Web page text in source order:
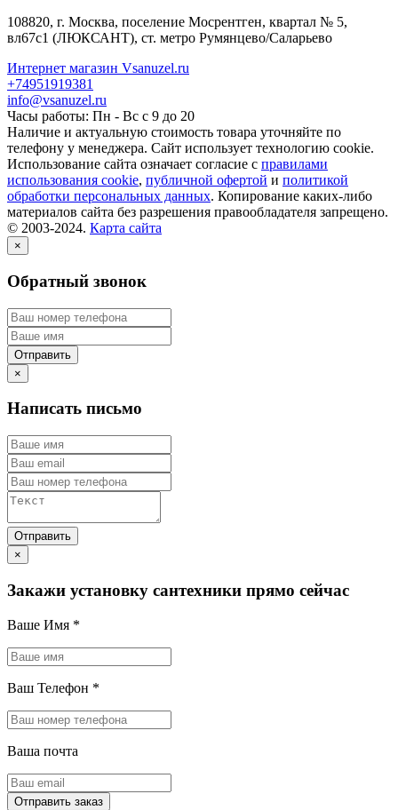
108820, г. Москва, поселение Мосрентген, квартал № 5,
вл67с1 (ЛЮКСАНТ), ст. метро Румянцево/Саларьево
Интернет магазин Vsanuzel.ru
+74951919381
info@vsanuzel.ru
Часы работы: Пн - Вс с 9 до 20
Наличие и актуальную стоимость товара уточняйте по
телефону у менеджера. Сайт использует технологию cookie.
Использование сайта означает согласие с правилами
использования cookie, публичной офертой и политикой
обработки персональных данных. Копирование каких-либо
материалов сайта без разрешения правообладателя запрещено.
© 2003-2024. Карта сайта
×
Обратный звонок
×
Написать письмо
×
Закажи установку сантехники прямо сейчас
Ваше Имя *
Ваш Телефон *
Ваша почта